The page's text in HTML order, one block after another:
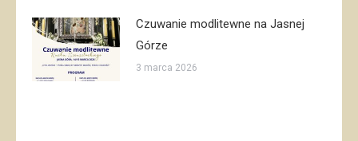
Czuwanie modlitewne na Jasnej
Górze
3 marca 2026